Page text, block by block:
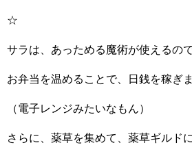
☆
サラは、あっためる魔術が使えるの
お弁当を温めることで、日銭を稼ぎ
（電子レンジみたいなもん）
さらに、薬草を集めて、薬草ギルド